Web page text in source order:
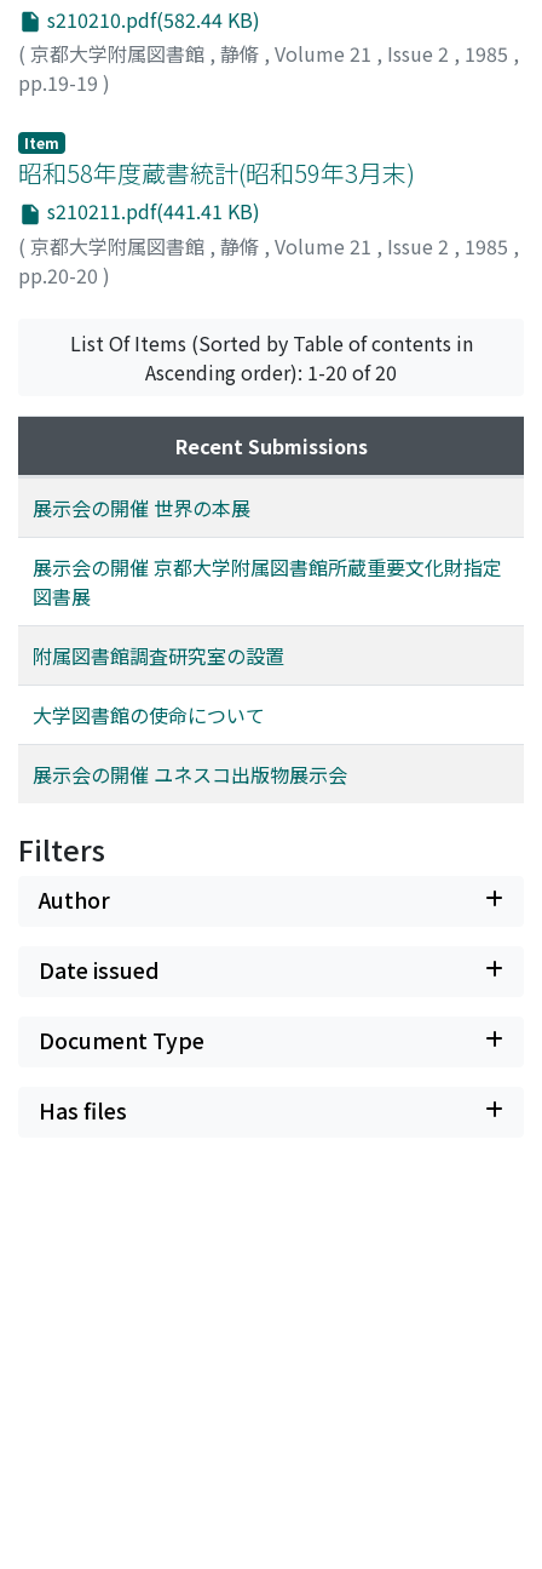
s210210.pdf(582.44 KB)
( 京都大学附属図書館 , 静脩 , Volume 21 , Issue 2 , 1985 ,
pp.19-19 )
Item
昭和58年度蔵書統計(昭和59年3月末)
s210211.pdf(441.41 KB)
( 京都大学附属図書館 , 静脩 , Volume 21 , Issue 2 , 1985 ,
pp.20-20 )
List Of Items (Sorted by Table of contents in
Ascending order): 1-20 of 20
Recent Submissions
展示会の開催 世界の本展
展示会の開催 京都大学附属図書館所蔵重要文化財指定
図書展
附属図書館調査研究室の設置
大学図書館の使命について
展示会の開催 ユネスコ出版物展示会
Filters
Author
Date issued
Document Type
Has files